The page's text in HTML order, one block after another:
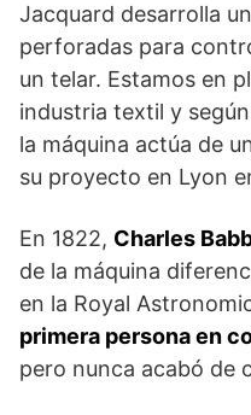
Jacquard desarrolla
perforadas para
un telar. Estamos en
industria textil y
la máquina actúa de
su proyecto en Lyon
En 1822, Charles
de la máquina
en la Royal
primera persona en
pero nunca acabó de